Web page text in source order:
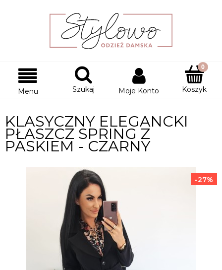
Menu Szukaj Moje Konto Koszyk
KLASYCZNY ELEGANCKI
PŁASZCZ SPRING Z
PASKIEM - CZARNY
-27%